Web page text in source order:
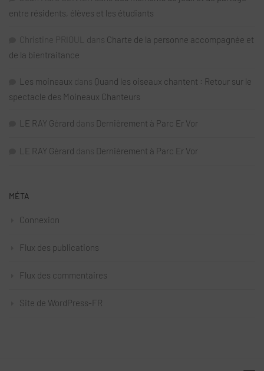
entre résidents, élèves et les étudiants
Christine PRIOUL dans Charte de la personne accompagnée et
de la bientraitance
Les moineaux dans Quand les oiseaux chantent : Retour sur le
spectacle des Moineaux Chanteurs
LE RAY Gérard dans Dernièrement à Parc Er Vor
LE RAY Gérard dans Dernièrement à Parc Er Vor
MÉTA
Connexion
Flux des publications
Flux des commentaires
Site de WordPress-FR